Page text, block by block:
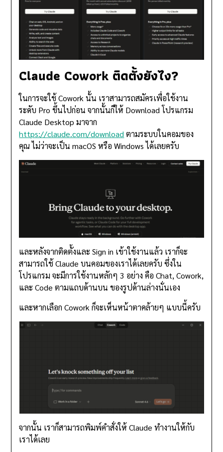
Claude Cowork ติดตั้งยังไง?
ในการจะใช้ Cowork นั้น เราสามารถสมัครเพื่อใช้งาน
ระดับ Pro ขึ้นไปก่อน จากนั้นก็ให้ Download โปรแกรม
Claude Desktop มาจาก
https://claude.com/downloadตามระบบในคอมของ
คุณ ไม่ว่าจะเป็น macOS หรือ Windows ได้เลยครับ
และหลังจากติดตั้งและ Sign in เข้าใช้งานแล้ว เราก็จะ
สามารถใช้ Claude บนคอมของเราได้เลยครับ ซึ่งใน
โปรแกรม จะมีการใช้งานหลักๆ 3 อย่าง คือ Chat, Cowork,
และ Code ตามแถบด้านบน ของรูปด้านล่างนั่นเอง
และหากเลือก Cowork ก็จะเห็นหน้าตาคล้ายๆ แบบนี้ครับ
จากนั้น เราก็สามารถพิมพ์คำสั่งให้ Claude ทำงานให้กับ
เราได้เลย